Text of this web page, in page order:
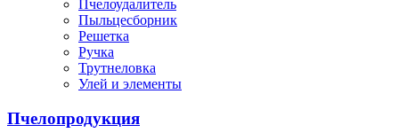
Пчелоудалитель
Пыльцесборник
Решетка
Ручка
Трутнеловка
Улей и элементы
Пчелопродукция